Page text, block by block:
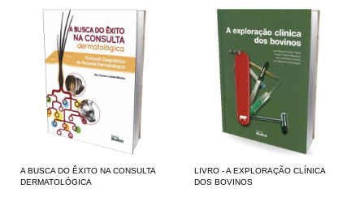
A BUSCA DO ÊXITO NA CONSULTA
DERMATOLÓGICA
LIVRO - A EXPLORAÇÃO CLÍNICA
DOS BOVINOS